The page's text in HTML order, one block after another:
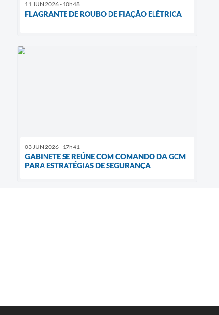
11 JUN 2026 - 10h48
FLAGRANTE DE ROUBO DE FIAÇÃO ELÉTRICA
03 JUN 2026 - 17h41
GABINETE SE REÚNE COM COMANDO DA GCM
PARA ESTRATÉGIAS DE SEGURANÇA